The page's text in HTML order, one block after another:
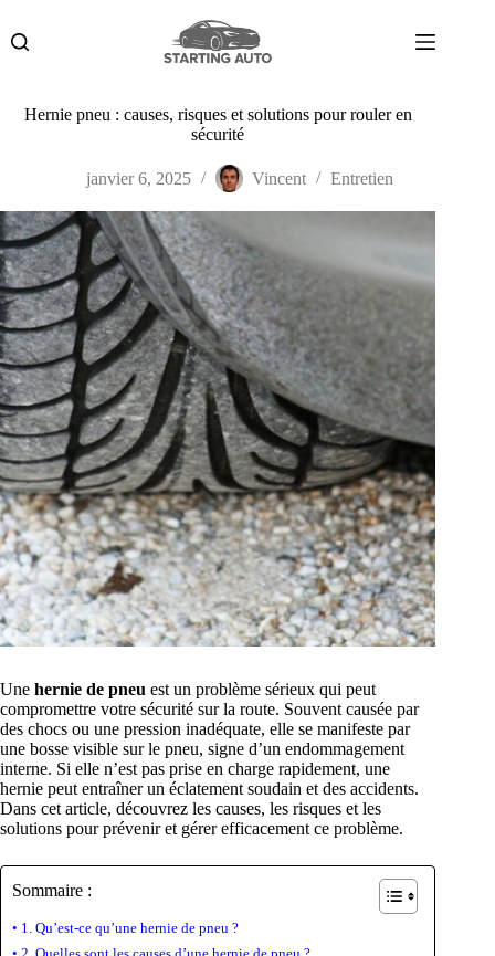
contenu
Hernie pneu : causes, risques et solutions pour rouler en
sécurité
janvier 6, 2025 Vincent Entretien
Une hernie de pneu est un problème sérieux qui peut
compromettre votre sécurité sur la route. Souvent causée par
des chocs ou une pression inadéquate, elle se manifeste par
une bosse visible sur le pneu, signe d’un endommagement
interne. Si elle n’est pas prise en charge rapidement, une
hernie peut entraîner un éclatement soudain et des accidents.
Dans cet article, découvrez les causes, les risques et les
solutions pour prévenir et gérer efficacement ce problème.
Sommaire :
1. Qu’est-ce qu’une hernie de pneu ?